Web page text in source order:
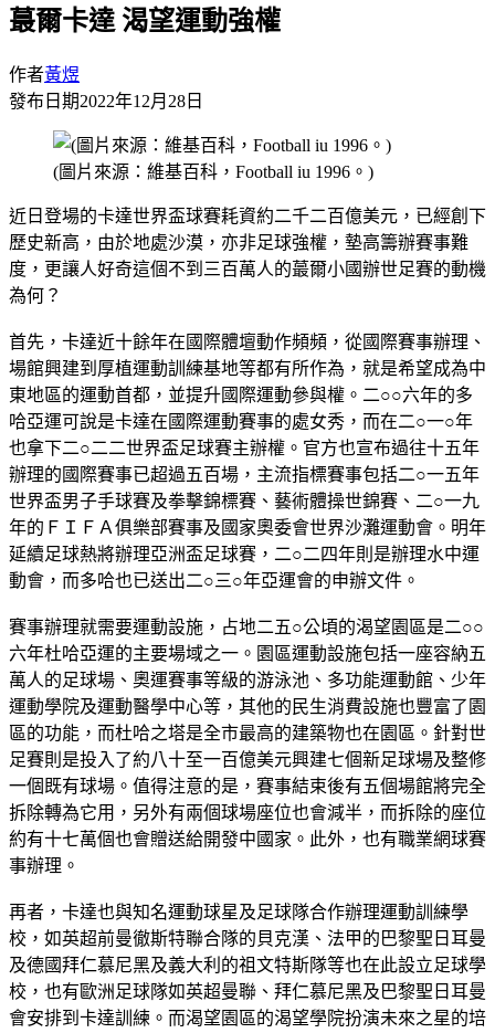
蕞爾卡達 渴望運動強權
作者黃煜
發布日期2022年12月28日
(圖片來源：維基百科，Football iu 1996。)
近日登場的卡達世界盃球賽耗資約二千二百億美元，已經創下
歷史新高，由於地處沙漠，亦非足球強權，墊高籌辦賽事難
度，更讓人好奇這個不到三百萬人的蕞爾小國辦世足賽的動機
為何？
首先，卡達近十餘年在國際體壇動作頻頻，從國際賽事辦理、
場館興建到厚植運動訓練基地等都有所作為，就是希望成為中
東地區的運動首都，並提升國際運動參與權。二○○六年的多
哈亞運可說是卡達在國際運動賽事的處女秀，而在二○一○年
也拿下二○二二世界盃足球賽主辦權。官方也宣布過往十五年
辦理的國際賽事已超過五百場，主流指標賽事包括二○一五年
世界盃男子手球賽及拳擊錦標賽、藝術體操世錦賽、二○一九
年的ＦＩＦＡ俱樂部賽事及國家奧委會世界沙灘運動會。明年
延續足球熱將辦理亞洲盃足球賽，二○二四年則是辦理水中運
動會，而多哈也已送出二○三○年亞運會的申辦文件。
賽事辦理就需要運動設施，占地二五○公頃的渴望園區是二○○
六年杜哈亞運的主要場域之一。園區運動設施包括一座容納五
萬人的足球場、奧運賽事等級的游泳池、多功能運動館、少年
運動學院及運動醫學中心等，其他的民生消費設施也豐富了園
區的功能，而杜哈之塔是全市最高的建築物也在園區。針對世
足賽則是投入了約八十至一百億美元興建七個新足球場及整修
一個既有球場。值得注意的是，賽事結束後有五個場館將完全
拆除轉為它用，另外有兩個球場座位也會減半，而拆除的座位
約有十七萬個也會贈送給開發中國家。此外，也有職業網球賽
事辦理。
再者，卡達也與知名運動球星及足球隊合作辦理運動訓練學
校，如英超前曼徹斯特聯合隊的貝克漢、法甲的巴黎聖日耳曼
及德國拜仁慕尼黑及義大利的祖文特斯隊等也在此設立足球學
校，也有歐洲足球隊如英超曼聯、拜仁慕尼黑及巴黎聖日耳曼
會安排到卡達訓練。而渴望園區的渴望學院扮演未來之星的培